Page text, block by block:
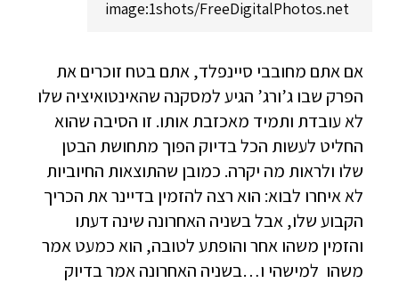
image:1shots/FreeDigitalPhotos.net
אם אתם מחובבי סיינפלד, אתם בטח זוכרים את
הפרק שבו ג’ורג’ הגיע למסקנה שהאינטואיציה שלו
לא עובדת ותמיד מאכזבת אותו. זו הסיבה שהוא
החליט לעשות הכל בדיוק הפוך מתחושת הבטן
שלו ולראות מה יקרה. כמובן שהתוצאות החיוביות
לא איחרו לבוא: הוא רצה להזמין בדיינר את הכריך
הקבוע שלו, אבל בשניה האחרונה שינה דעתו
והזמין משהו אחר והופתע לטובה, הוא כמעט אמר
משהו למישהי ו…בשניה האחרונה אמר בדיוק